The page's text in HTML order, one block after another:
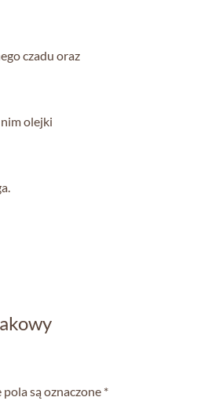
czadu oraz
olejki
są oznaczone *